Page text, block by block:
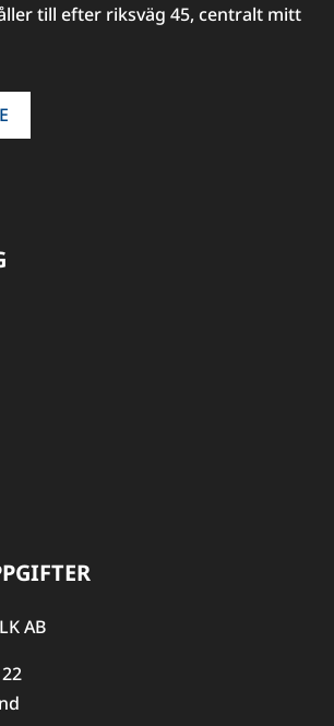
till efter riksväg 45, centralt mitt
AB